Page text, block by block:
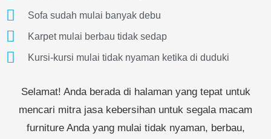
Sofa sudah mulai banyak debu
Karpet mulai berbau tidak sedap
Kursi-kursi mulai tidak nyaman ketika di duduki
Selamat! Anda berada di halaman yang tepat untuk
mencari mitra jasa kebersihan untuk segala macam
furniture Anda yang mulai tidak nyaman, berbau,